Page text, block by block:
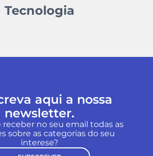
Tecnologia
aqui a nossa
newsletter.
receber no seu email todas as
sobre as categorias do seu
interese?